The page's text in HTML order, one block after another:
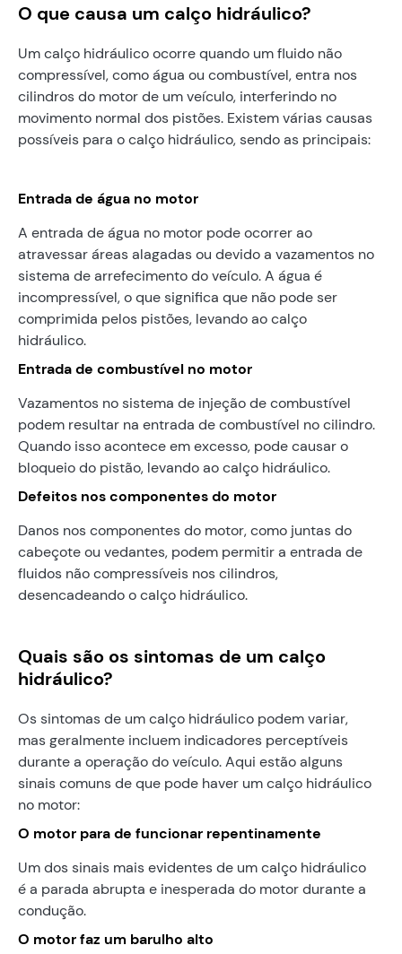
O que causa um calço hidráulico?
Um calço hidráulico ocorre quando um fluido não
compressível, como água ou combustível, entra nos
cilindros do motor de um veículo, interferindo no
movimento normal dos pistões. Existem várias causas
possíveis para o calço hidráulico, sendo as principais:
Entrada de água no motor
A entrada de água no motor pode ocorrer ao
atravessar áreas alagadas ou devido a vazamentos no
sistema de arrefecimento do veículo. A água é
incompressível, o que significa que não pode ser
comprimida pelos pistões, levando ao calço
hidráulico.
Entrada de combustível no motor
Vazamentos no sistema de injeção de combustível
podem resultar na entrada de combustível no cilindro.
Quando isso acontece em excesso, pode causar o
bloqueio do pistão, levando ao calço hidráulico.
Defeitos nos componentes do motor
Danos nos componentes do motor, como juntas do
cabeçote ou vedantes, podem permitir a entrada de
fluidos não compressíveis nos cilindros,
desencadeando o calço hidráulico.
Quais são os sintomas de um calço
hidráulico?
Os sintomas de um calço hidráulico podem variar,
mas geralmente incluem indicadores perceptíveis
durante a operação do veículo. Aqui estão alguns
sinais comuns de que pode haver um calço hidráulico
no motor:
O motor para de funcionar repentinamente
Um dos sinais mais evidentes de um calço hidráulico
é a parada abrupta e inesperada do motor durante a
condução.
O motor faz um barulho alto